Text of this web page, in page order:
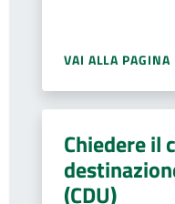
VAI ALLA PAGINA
Chiedere il
(CDU)